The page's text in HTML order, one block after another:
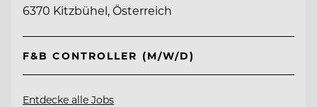
6370 Kitzbühel, Österreich
F&B CONTROLLER (M/W/D)
Entdecke alle Jobs